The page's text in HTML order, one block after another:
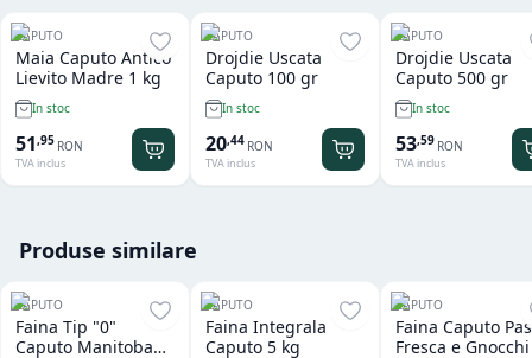
CAPUTO
Maia Caputo Antico
Lievito Madre 1 kg
In stoc
51,95 RON
TVA inclus
CAPUTO
Drojdie Uscata
Caputo 100 gr
In stoc
20,44 RON
TVA inclus
CAPUTO
Drojdie Uscata
Caputo 500 gr
In stoc
53,59 RON
TVA inclus
Produse similare
CAPUTO
Faina Tip "0"
Caputo Manitoba
CAPUTO
Faina Integrala
Caputo 5 kg
CAPUTO
Faina Caputo
Fresca e